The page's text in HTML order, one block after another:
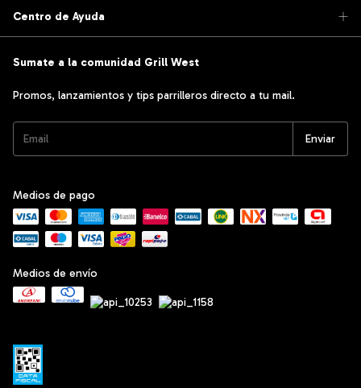
Centro de Ayuda
Sumate a la comunidad Grill West
Promos, lanzamientos y tips parrilleros directo a tu mail.
Medios de pago
Medios de envío